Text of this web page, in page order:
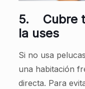
5. Cubre
la uses
Si no usa
una habitación
directa. Para